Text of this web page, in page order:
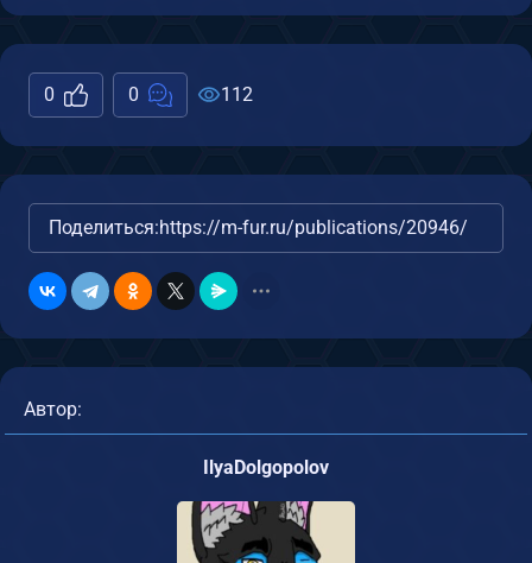
0 0 112
Поделиться:https://m-fur.ru/publications/20946/
Автор:
IlyaDolgopolov